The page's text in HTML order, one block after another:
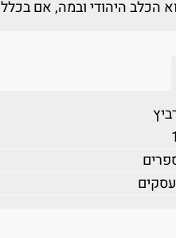
הכלב היהודי ובמה, אם